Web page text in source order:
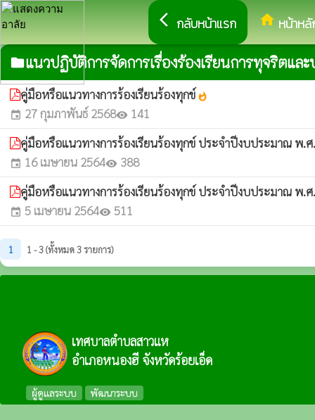
arrow_back_ios กลับหน้าแรก homeหน้าห
folderแนวปฏิบัติการจัดการเรื่องร้องเรียนการทุจริตแล
คู่มือหรือแนวทางการร้องเรียนร้องทุกข์ whatshot
event 27 กุมภาพันธ์ 2568visibility 141
คู่มือหรือแนวทางการร้องเรียนร้องทุกข์ ประจำปีงบประมาณ พ.
event 16 เมษายน 2564visibility 388
คู่มือหรือแนวทางการร้องเรียนร้องทุกข์ ประจำปีงบประมาณ พ.
event 5 เมษายน 2564visibility 511
1 1 - 3 (ทั้งหมด 3 รายการ)
เทศบาลตำบลสาวแห
อำเภอหนองฮี จังหวัดร้อยเอ็ด
ผู้ดูแลระบบ พัฒนาระบบ